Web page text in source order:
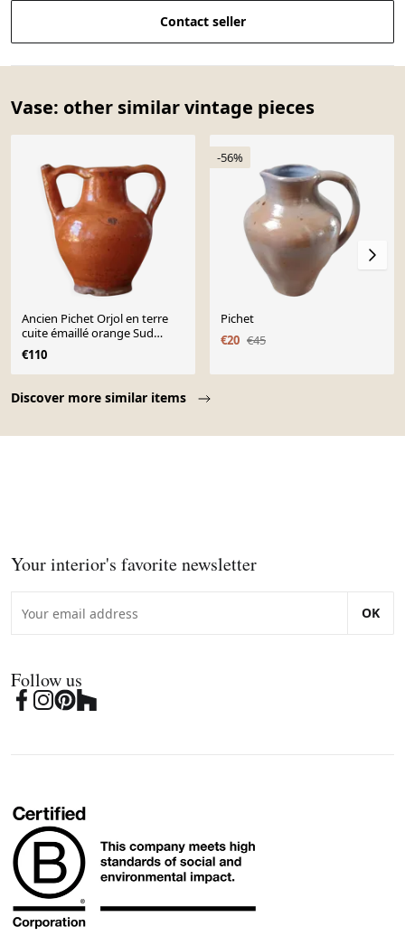
Contact seller
Vase: other similar vintage pieces
Discover more similar items
Ancien Pichet Orjol en terre
cuite émaillé orange Sud
Ouest France XIXe
€110
-56%
Pichet
€20 €45
Your interior's favorite newsletter
OK
Follow us